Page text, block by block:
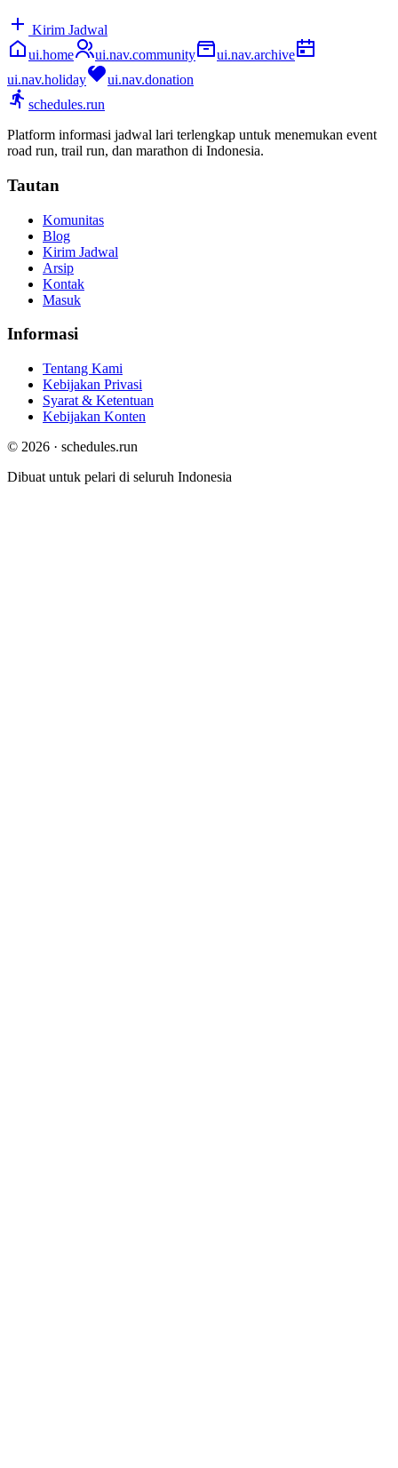
Kirim Jadwal
ui.home
ui.nav.community
ui.nav.archive
ui.nav.holiday
ui.nav.donation
schedules.run
Platform informasi jadwal lari terlengkap untuk menemukan event
road run, trail run, dan marathon di Indonesia.
Tautan
Komunitas
Blog
Kirim Jadwal
Arsip
Kontak
Masuk
Informasi
Tentang Kami
Kebijakan Privasi
Syarat & Ketentuan
Kebijakan Konten
© 2026 · schedules.run
Dibuat untuk pelari di seluruh Indonesia